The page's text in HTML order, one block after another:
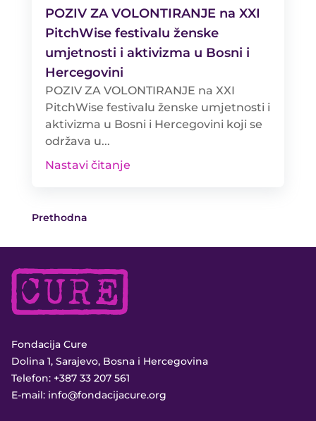
POZIV ZA VOLONTIRANJE na XXI
PitchWise festivalu ženske
umjetnosti i aktivizma u Bosni i
Hercegovini
POZIV ZA VOLONTIRANJE na XXI
PitchWise festivalu ženske umjetnosti i
aktivizma u Bosni i Hercegovini koji se
održava u...
Nastavi čitanje
Prethodna
Fondacija Cure
Dolina 1, Sarajevo, Bosna i Hercegovina
Telefon: +387 33 207 561
E-mail: info@fondacijacure.org